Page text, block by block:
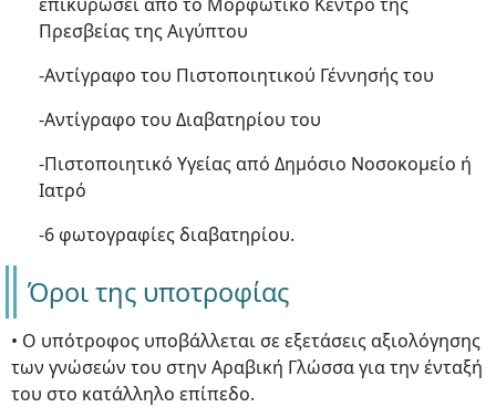
Πρεσβείας της Αιγύπτου
-Αντίγραφο του Πιστοποιητικού Γέννησής του
-Αντίγραφο του Διαβατηρίου του
-Πιστοποιητικό Υγείας από Δημόσιο Νοσοκομείο ή
Ιατρό
-6 φωτογραφίες διαβατηρίου.
Όροι της υποτροφίας
• Ο υπότροφος υποβάλλεται σε εξετάσεις αξιολόγησης
των γνώσεών του στην Αραβική Γλώσσα για την ένταξή
του στο κατάλληλο επίπεδο.